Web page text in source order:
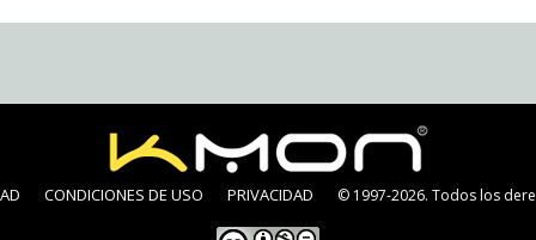
CONDICIONES DE USO PRIVACIDAD © 1997-2026. Todos los